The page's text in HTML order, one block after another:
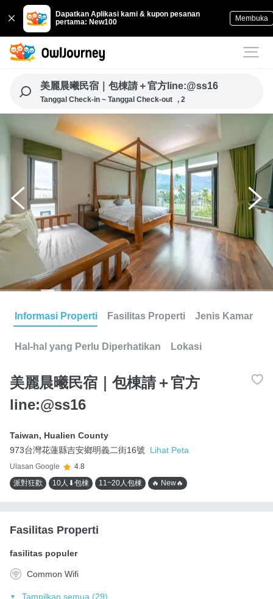
Dapatkan Aplikasi kami & kupon pesanan
pertama: New100
Membuka
美麗晨曦民宿｜包棟請＋官方line:@ss16
Tanggal Check-in ~ Tanggal Check-out , 2
Informasi Properti Fasilitas Properti Jenis Kamar
Hal-hal yang Perlu Diperhatikan Lokasi
美麗晨曦民宿｜包棟請＋官方
line:@ss16
Taiwan, Hualien County
973台灣花蓮縣吉安鄉明義二街16號
Lihat Peta
Ulasan Google
4.8
派對狂歡
10人⬇包棟 11~20人包棟 🔥 New🔥
Fasilitas Properti
fasilitas populer
Common Wifi
Tampilkan semua (29)